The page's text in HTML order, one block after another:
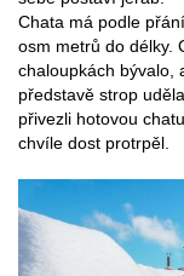
Chata má podle
osm metrů do délky.
chaloupkách bývalo,
představě strop
přivezli hotovou
chvíle dost protrpěl.